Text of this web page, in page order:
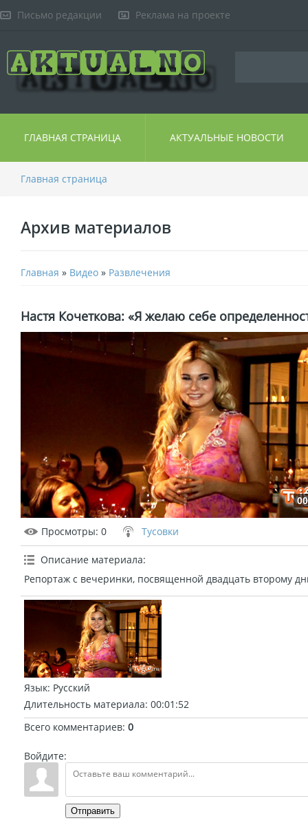
Письмо редакции Реклама на проекте
ГЛАВНАЯ СТРАНИЦА АКТУАЛЬНЫЕ НОВОСТИ
Главная страница
Архив материалов
Главная » Видео » Развлечения
Настя Кочеткова: «Я желаю себе
Просмотры: 0 Тусовки
Описание материала:
Репортаж с вечеринки, посвященной двадцать второму
Язык: Русский
Длительность материала: 00:01:52
Всего комментариев: 0
Войдите:
Отправить